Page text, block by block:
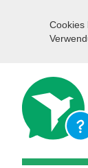
Cookies